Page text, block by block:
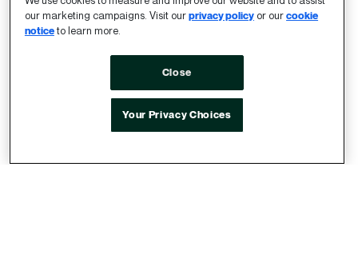
Nutzungserlebnis entspricht.
Ohne klare Standards und eine präzise
Kennzeichnung von Live-Events ist es schwierig,
Live-Sport-Inventar konsistent zu identifizieren
und zu paketieren. Pakete können schnell mit
Wiederholungen, Begleitprogrammen,
our marketing campaigns. Visit our privacy policy or ourcookie
noticeto learn more.
Close
Your Privacy Choices